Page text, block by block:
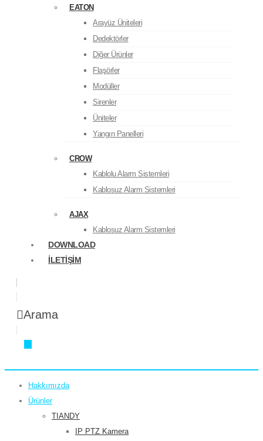
EATON
Arayüz Üniteleri
Dedektörler
Diğer Ürünler
Flaşörler
Modüller
Sirenler
Üniteler
Yangın Panelleri
CROW
Kablolu Alarm Sistemleri
Kablosuz Alarm Sistemleri
AJAX
Kablosuz Alarm Sistemleri
DOWNLOAD
İLETIŞIM
Arama
Hakkımızda
Ürünler
TIANDY
IP PTZ Kamera